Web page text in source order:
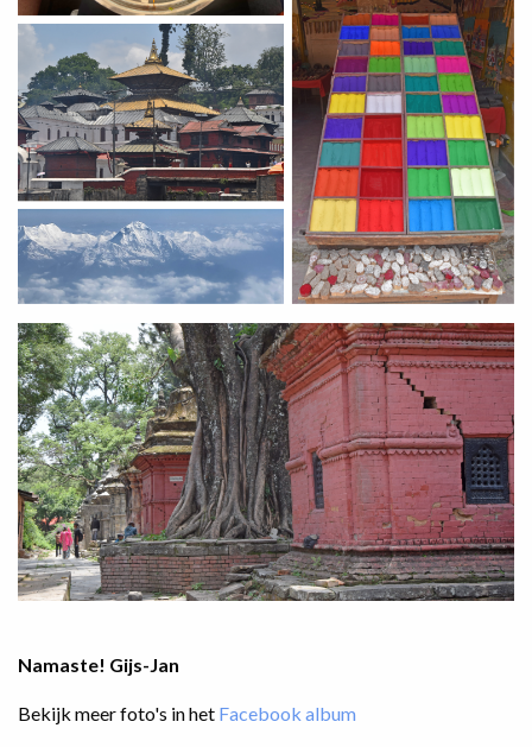
Namaste! Gijs-Jan
Bekijk meer foto's in het Facebook album